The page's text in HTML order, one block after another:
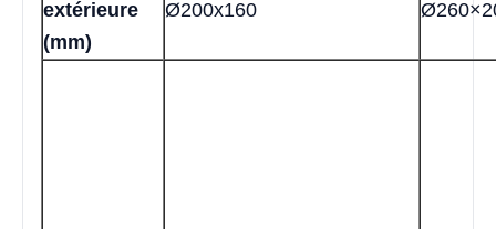
extérieure
(mm)
Ø200x160